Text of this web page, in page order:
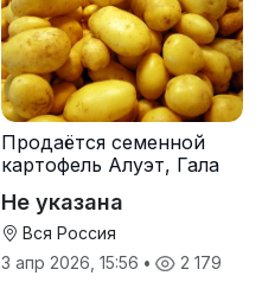
Продаётся семенной
картофель Алуэт, Гала
Не указана
Вся Россия
3 апр 2026, 15:56 • 2 179